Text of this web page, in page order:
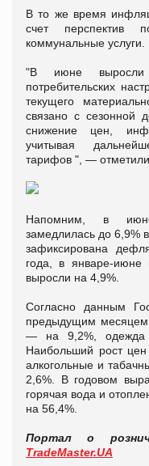
В то же время
счет перспектив
коммунальные услуги.
"В июне выросли
потребительских
текущего
связано с сезонной
снижение цен,
учитывая
тарифов ", — отметили
Напомним, в июне
замедлилась до 6,9%
зафиксирована
года, в январе-июне
выросли на 4,9%.
Согласно данным
предыдущим
— на 9,2%,
Наибольший рост
алкогольные и
2,6%. В годовом
горячая вода и
на 56,4%.
Портал о
TradeMaster.UA